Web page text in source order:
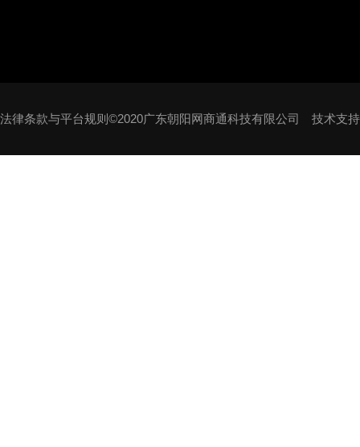
法律条款与平台规则©2020广东朝阳网商通科技有限公司 技术支